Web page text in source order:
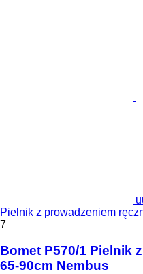
Pielnik z prowadzeniem
7
Bomet P570/1 Pielnik
65-90cm Nembus